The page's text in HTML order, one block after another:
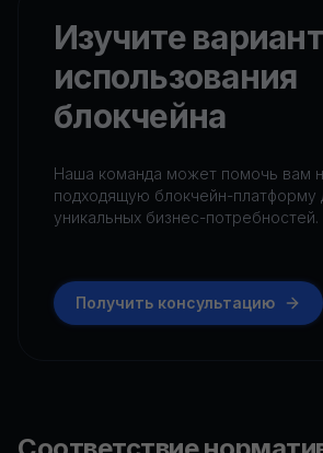
Изучите
использования
блокчейна
Наша команда может помочь вам
подходящую блокчейн-платформу
уникальных бизнес-потребностей.
Получить консультацию